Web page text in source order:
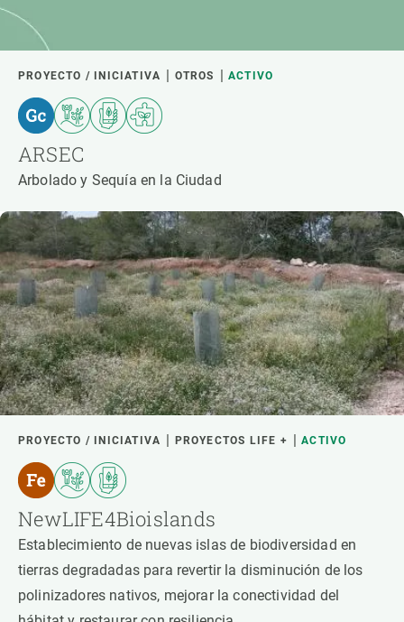
PROYECTO / INICIATIVA OTROS ACTIVO
ARSEC
Arbolado y Sequía en la Ciudad
PROYECTO / INICIATIVA PROYECTOS LIFE + ACTIVO
NewLIFE4Bioislands
Establecimiento de nuevas islas de biodiversidad en
tierras degradadas para revertir la disminución de los
polinizadores nativos, mejorar la conectividad del